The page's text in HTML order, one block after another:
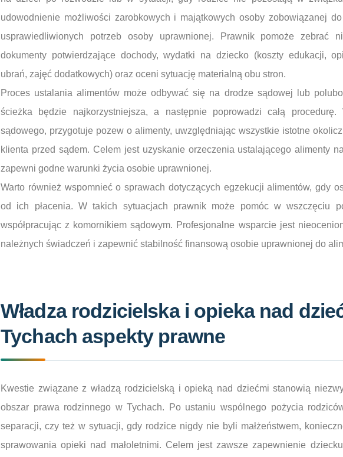
udowodnienie możliwości zarobkowych i majątkowych osoby zobowiązanej
usprawiedliwionych potrzeb osoby uprawnionej. Prawnik pomoże zebrać
dokumenty potwierdzające dochody, wydatki na dziecko (koszty edukacji,
ubrań, zajęć dodatkowych) oraz oceni sytuację materialną obu stron.
Proces ustalania alimentów może odbywać się na drodze sądowej lub
ścieżka będzie najkorzystniejsza, a następnie poprowadzi całą procedurę.
sądowego, przygotuje pozew o alimenty, uwzględniając wszystkie istotne
klienta przed sądem. Celem jest uzyskanie orzeczenia ustalającego alimenty
zapewni godne warunki życia osobie uprawnionej.
Warto również wspomnieć o sprawach dotyczących egzekucji alimentów, gdy
od ich płacenia. W takich sytuacjach prawnik może pomóc w wszczęciu
współpracując z komornikiem sądowym. Profesjonalne wsparcie jest
należnych świadczeń i zapewnić stabilność finansową osobie uprawnionej do
Władza rodzicielska i opieka nad
Tychach aspekty prawne
Kwestie związane z władzą rodzicielską i opieką nad dziećmi stanowią
obszar prawa rodzinnego w Tychach. Po ustaniu wspólnego pożycia
separacji, czy też w sytuacji, gdy rodzice nigdy nie byli małżeństwem,
sprawowania opieki nad małoletnimi. Celem jest zawsze zapewnienie